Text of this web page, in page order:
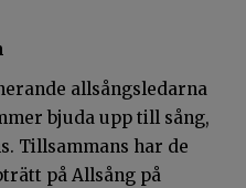
allsångsledarna
bjuda upp till sång,
Tillsammans har de
på Allsång på